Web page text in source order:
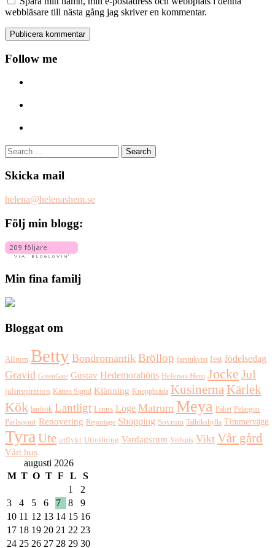
webbläsare till nästa gång jag skriver en kommentar.
Follow me
Search
for:
Skicka mail
helena@helenashem.se
Följ min blogg:
Min fina familj
Bloggat om
Allrum Betty Bondromantik Bröllop farstukvist fest födelsedag
Gravid GreenGate Gustav Hedemorahöns Helenas Hem Jocke Jul
julinspiration Katten Sigrid Klänning Knoppbräda KusinernaKärlek
Kök lantkök Lantligt Linus Loge Matrum Meya Paket Pelargon
Pärlspont Renovering Reportage Shopping Sovrum Tallrikshylla Timmervägg
TyraUte utflykt Utlottning Vardagsrum Vedspis Vikt Vår gård
Vårt hus
augusti 2026
M T O T F L
S
1
2
3
4 5 6 7 8
9
10 11 12 13 14 15 16
17 18 19 20 21 22 23
24 25 26 27 28 29 30